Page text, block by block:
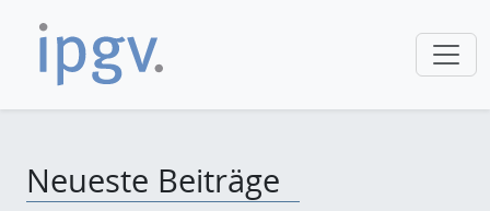
Neueste Beiträge